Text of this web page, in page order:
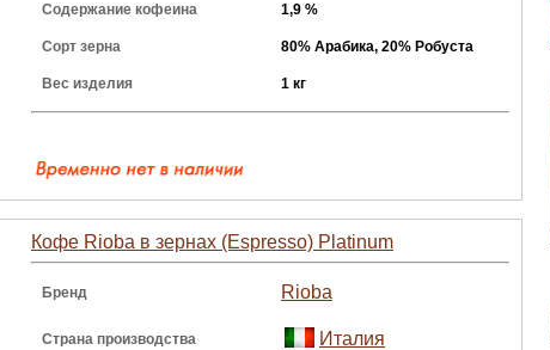
Содержание кофеина 1,9 %
Сорт зерна 80% Арабика, 20% Робуста
Вес изделия 1 кг
Кофе Rioba в зернах (Espresso) Platinum
Бренд Rioba
Страна производства Италия